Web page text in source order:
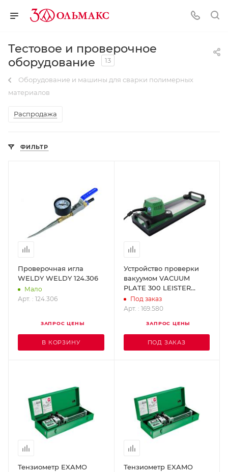
Тестовое и проверочное
оборудование
13
Оборудование и машины для сварки полимерных
материалов
Распродажа
ФИЛЬТР
Проверочная игла
WELDY WELDY 124.306
Мало
Арт. : 124.306
ЗАПРОС ЦЕНЫ
В КОРЗИНУ
Устройство проверки
вакуумом VACUUM
PLATE 300 LEISTER
169.580
Под заказ
Арт. : 169.580
ЗАПРОС ЦЕНЫ
ПОД ЗАКАЗ
Тензиометр EXAMO
Тензиометр EXAMO